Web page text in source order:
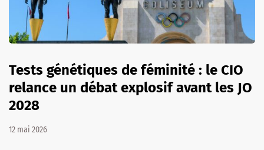
Tests génétiques de féminité : le CIO
relance un débat explosif avant les JO
2028
12 mai 2026